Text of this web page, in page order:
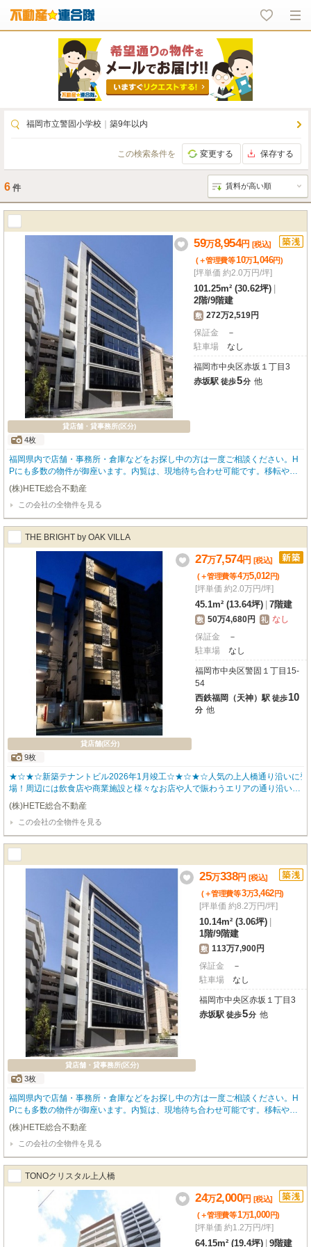
福岡市立警固小学校 築9年以内
この検索条件を 変更する 保存する
6 件
貸店舗・貸事務所(区分)
4枚
59万8,954円 [税込]
(＋管理費等10万1,046円)
[坪単価 約2.0万円/坪]
101.25m² (30.62坪)
2階/9階建
敷 272万2,519円
保証金
－
駐車場
なし
福岡市中央区赤坂１丁目3
赤坂駅 徒歩5分 他
福岡県内で店舗・事務所・倉庫などをお探し中の方は一度ご相談ください。H
Pにも多数の物件が御座います。内覧は、現地待ち合わせ可能です。移転や増
設、新規開業等、しっかりとご対応をさせていただきます。
(株)HETE総合不動産
この会社の全物件を見る
THE BRIGHT by OAK VILLA
貸店舗(区分)
9枚
27万7,574円 [税込]
(＋管理費等4万5,012円)
[坪単価 約2.0万円/坪]
45.1m² (13.64坪) 7階建
敷 50万4,680円 礼 なし
保証金
－
駐車場
なし
福岡市中央区警固１丁目15-
54
西鉄福岡（天神）駅 徒歩10
分 他
★☆★☆新築テナントビル2026年1月竣工☆★☆★☆人気の上人橋通り沿いに登
場！周辺には飲食店や商業施設と様々なお店や人で賑わうエリアの通り沿いな
ので集客もばっちりです！フリーレントもあり、新規事業をお考えの方にもお
すすめです♪他のフロアも募集してますので詳細につきましてはお気軽にお問
合せ下さい♪
(株)HETE総合不動産
この会社の全物件を見る
貸店舗・貸事務所(区分)
3枚
25万338円 [税込]
(＋管理費等3万3,462円)
[坪単価 約8.2万円/坪]
10.14m² (3.06坪)
1階/9階建
敷 113万7,900円
保証金
－
駐車場
なし
福岡市中央区赤坂１丁目3
赤坂駅 徒歩5分 他
福岡県内で店舗・事務所・倉庫などをお探し中の方は一度ご相談ください。H
Pにも多数の物件が御座います。内覧は、現地待ち合わせ可能です。移転や増
設、新規開業等、しっかりとご対応をさせていただきます。
(株)HETE総合不動産
この会社の全物件を見る
TONOクリスタル上人橋
24万2,000円 [税込]
(＋管理費等1万1,000円)
[坪単価 約1.2万円/坪]
64.15m² (19.4坪) 9階建